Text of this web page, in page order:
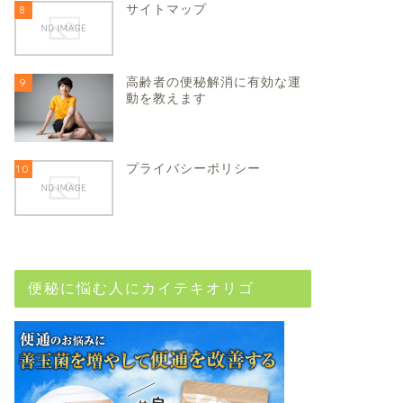
8 サイトマップ
9
高齢者の便秘解消に有効な運
動を教えます
10 プライバシーポリシー
便秘に悩む人にカイテキオリゴ